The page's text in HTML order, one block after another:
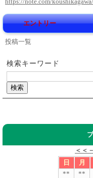
エントリー
投稿一覧
検索キーワード
＜＜－
日
月
**
**